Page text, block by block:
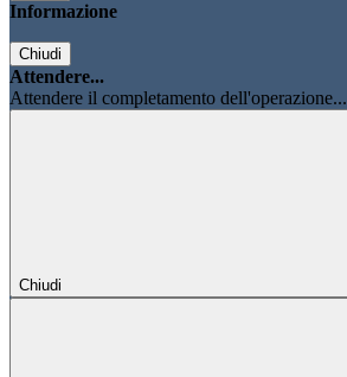
Informazione
Chiudi
Attendere...
Attendere il completamento dell'operazione...
Chiudi